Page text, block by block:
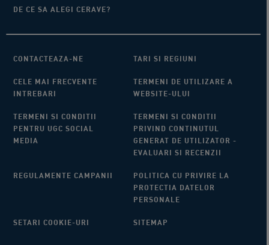
DE CE SA ALEGI CERAVE?
CONTACTEAZA-NE TARI SI REGIUNI​
CELE MAI FRECVENTE
INTREBARI
TERMENI DE UTILIZARE A
WEBSITE-ULUI​
TERMENI SI CONDITII
PENTRU UGC SOCIAL
MEDIA
TERMENI SI CONDITII
PRIVIND CONTINUTUL
GENERAT DE UTILIZATOR -
EVALUARI SI RECENZII
REGULAMENTE CAMPANII
POLITICA CU PRIVIRE LA
PROTECTIA DATELOR
PERSONALE
SETARI COOKIE-URI SITEMAP